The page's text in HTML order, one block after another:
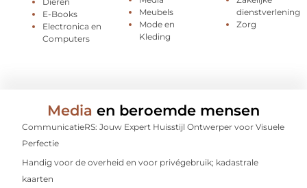
E-Books
Electronica en
Computers
Meubels
Mode en
Kleding
dienstverlening
Zorg
Media en beroemde mensen
CommunicatieRS: Jouw Expert Huisstijl Ontwerper voor Visuele
Perfectie
Handig voor de overheid en voor privégebruik; kadastrale
kaarten